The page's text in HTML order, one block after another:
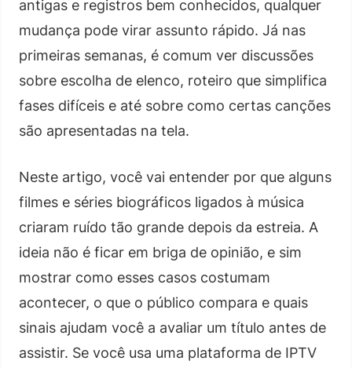
antigas e registros bem conhecidos, qualquer
mudança pode virar assunto rápido. Já nas
primeiras semanas, é comum ver discussões
sobre escolha de elenco, roteiro que simplifica
fases difíceis e até sobre como certas canções
são apresentadas na tela.
Neste artigo, você vai entender por que alguns
filmes e séries biográficos ligados à música
criaram ruído tão grande depois da estreia. A
ideia não é ficar em briga de opinião, e sim
mostrar como esses casos costumam
acontecer, o que o público compara e quais
sinais ajudam você a avaliar um título antes de
assistir. Se você usa uma plataforma de IPTV